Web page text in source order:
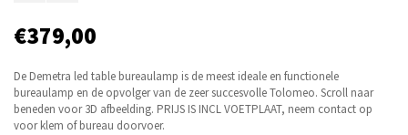
€379,00
De Demetra led table bureaulamp is de meest ideale en functionele
bureaulamp en de opvolger van de zeer succesvolle Tolomeo. Scroll naar
beneden voor 3D afbeelding. PRIJS IS INCL VOETPLAAT, neem contact op
voor klem of bureau doorvoer.